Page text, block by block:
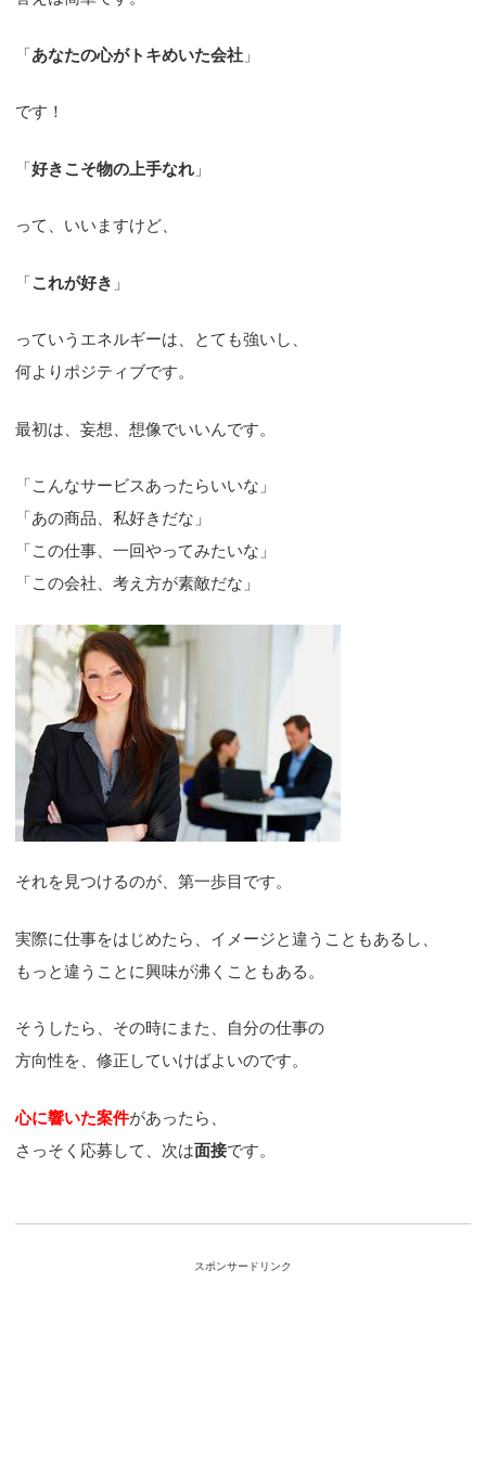
「あなたの心がトキめいた会社 」
です！
「好きこそ物の上手なれ 」
って、いいますけど、
「これが好き 」
っていうエネルギーは、とても強いし、
何よりポジティブです。
最初は、妄想、想像でいいんです。
「こんなサービスあったらいいな」
「あの商品、私好きだな」
「この仕事、一回やってみたいな」
「この会社、考え方が素敵だな」
それを見つけるのが、第一歩目です。
実際に仕事をはじめたら、イメージと違うこともあるし、
もっと違うことに興味が沸くこともある。
そうしたら、その時にまた、自分の仕事の
方向性を、修正していけばよいのです。
心に響いた案件があったら、
さっそく応募して、次は面接です。
スポンサードリンク